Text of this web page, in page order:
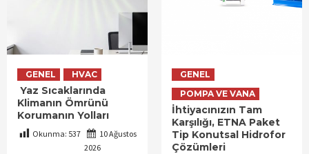
GENEL HVAC
Yaz Sıcaklarında
Klimanın Ömrünü
Korumanın Yolları
Okunma: 537
10 Ağustos
2026
GENEL
POMPA VE VANA
İhtiyacınızın Tam
Karşılığı, ETNA Paket
Tip Konutsal Hidrofor
Çözümleri